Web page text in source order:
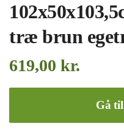
træ brun
619,00 kr.
Gå